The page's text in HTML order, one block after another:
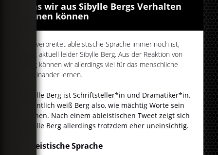
Was wir aus Sibylle Bergs Verhalten
lernen können
Wie verbreitet ableistische Sprache immer noch ist,
zeigt aktuell leider Sibylle Berg. Aus der Reaktion von
Berg können wir allerdings viel für das menschliche
Miteinander lernen.
Sibylle Berg ist Schriftsteller*in und Dramatiker*in.
Eigentlich weiß Berg also, wie mächtig Worte sein
können. Nach einem ableistischen Tweet zeigt sich
Sibylle Berg allerdings trotzdem eher uneinsichtig.
Ableistische Sprache